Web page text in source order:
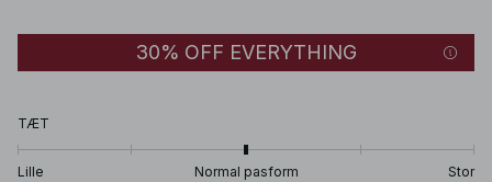
30% OFF EVERYTHING
TÆT
Lille Normal pasform Stor